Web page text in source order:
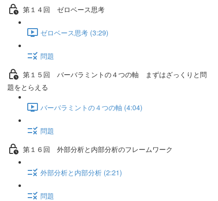
第１４回 ゼロベース思考
ゼロベース思考 (3:29)
問題
第１５回 バーバラミントの４つの軸 まずはざっくりと問
題をとらえる
バーバラミントの４つの軸 (4:04)
問題
第１６回 外部分析と内部分析のフレームワーク
外部分析と内部分析 (2:21)
問題